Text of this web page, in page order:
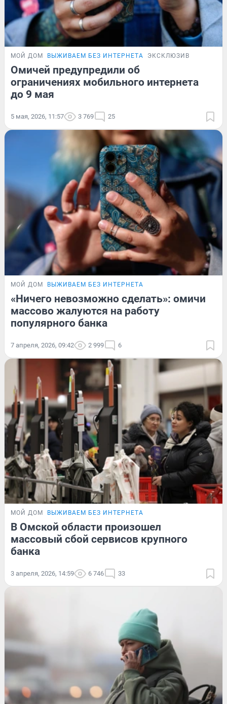
МОЙ ДОМ ВЫЖИВАЕМ БЕЗ ИНТЕРНЕТА ЭКСКЛЮЗИВ
Омичей предупредили об
ограничениях мобильного интернета
до 9 мая
5 мая, 2026, 11:57 3 769 25
МОЙ ДОМ ВЫЖИВАЕМ БЕЗ ИНТЕРНЕТА
«Ничего невозможно сделать»: омичи
массово жалуются на работу
популярного банка
7 апреля, 2026, 09:42 2 999 6
МОЙ ДОМ ВЫЖИВАЕМ БЕЗ ИНТЕРНЕТА
В Омской области произошел
массовый сбой сервисов крупного
банка
3 апреля, 2026, 14:59 6 746 33